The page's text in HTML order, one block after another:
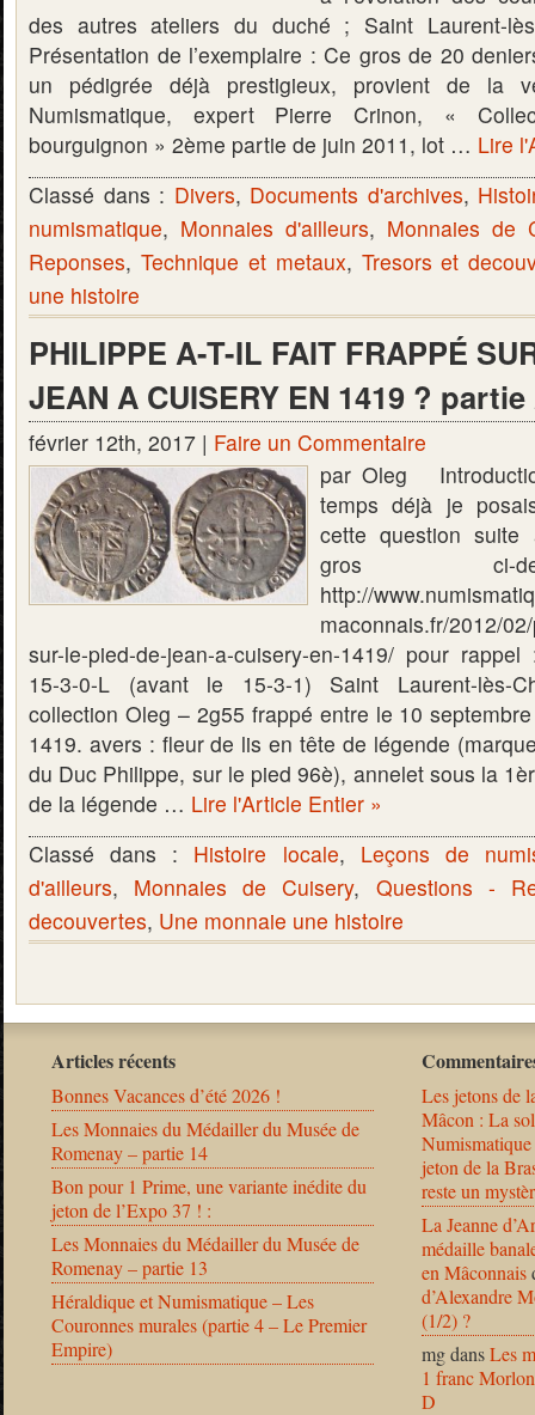
des autres ateliers du duché ; Saint Laurent-
Présentation de l’exemplaire : Ce gros de 20
un pédigrée déjà prestigieux, provient de la
Numismatique, expert Pierre Crinon, «
bourguignon » 2ème partie de juin 2011, lot … Lire
Classé dans : Divers, Documents d'archives,
numismatique, Monnaies d'ailleurs, Monnaies de
Reponses, Technique et metaux, Tresors et
une histoire
PHILIPPE A-T-IL FAIT FRAPPÉ
JEAN A CUISERY EN 1419 ? partie
février 12th, 2017 | Faire un Commentaire
par Oleg
temps déjà je
cette question
gros ci-
http://
maconnais.fr/2012/
sur-le-pied-de-jean-a-cuisery-en-1419/ pour
15-3-0-L (avant le 15-3-1) Saint Laurent-lès-
collection Oleg – 2g55 frappé entre le 10
1419. avers : fleur de lis en tête de légende
du Duc Philippe, sur le pied 96è), annelet sous la
de la légende … Lire l'Article Entier »
Classé dans : Histoire locale, Leçons de
d'ailleurs, Monnaies de Cuisery, Questions -
decouvertes, Une monnaie une histoire
Articles récents
Bonnes Vacances d’été 2026 !
Les Monnaies du Médailler du Musée de
Romenay – partie 14
Bon pour 1 Prime, une variante inédite du
jeton de l’Expo 37 ! :
Les Monnaies du Médailler du Musée de
Romenay – partie 13
Héraldique et Numismatique – Les
Couronnes murales (partie 4 – Le Premier
Empire)
Les jetons de
Mâcon : La
jeton de la
reste un
La Jeanne
médaille
en Mâconnais
d’Alexandre
(1/2) ?
mgdansLes
1 franc
D